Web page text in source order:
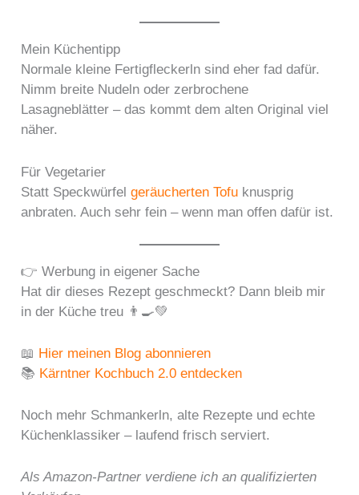
Mein Küchentipp
Normale kleine Fertigfleckerln sind eher fad dafür.
Nimm breite Nudeln oder zerbrochene
Lasagneblätter – das kommt dem alten Original viel
näher.
Für Vegetarier
Statt Speckwürfelgeräucherten Tofu knusprig
anbraten. Auch sehr fein – wenn man offen dafür ist.
👉 Werbung in eigener Sache
Hat dir dieses Rezept geschmeckt? Dann bleib mir
in der Küche treu 👨‍🍳💚
📖 Hier meinen Blog abonnieren
📚 Kärntner Kochbuch 2.0 entdecken
Noch mehr Schmankerln, alte Rezepte und echte
Küchenklassiker – laufend frisch serviert.
Als Amazon-Partner verdiene ich an qualifizierten